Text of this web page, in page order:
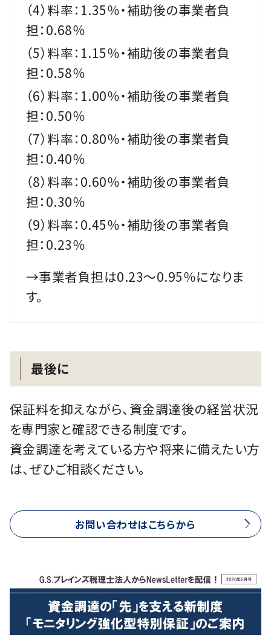
（4）料率：1.35％・補助後の事業者負
担：0.68％
（5）料率：1.15％・補助後の事業者負
担：0.58％
（6）料率：1.00％・補助後の事業者負
担：0.50％
（7）料率：0.80％・補助後の事業者負
担：0.40％
（8）料率：0.60％・補助後の事業者負
担：0.30％
（9）料率：0.45％・補助後の事業者負
担：0.23％
→事業者負担は0.23～0.95％になりま
す。
最後に
保証料を抑えながら、資金調達後の経営状況
を専門家と確認できる制度です。
資金調達を考えている方や将来に備えたい方
は、ぜひご相談ください。
お問い合わせはこちらから